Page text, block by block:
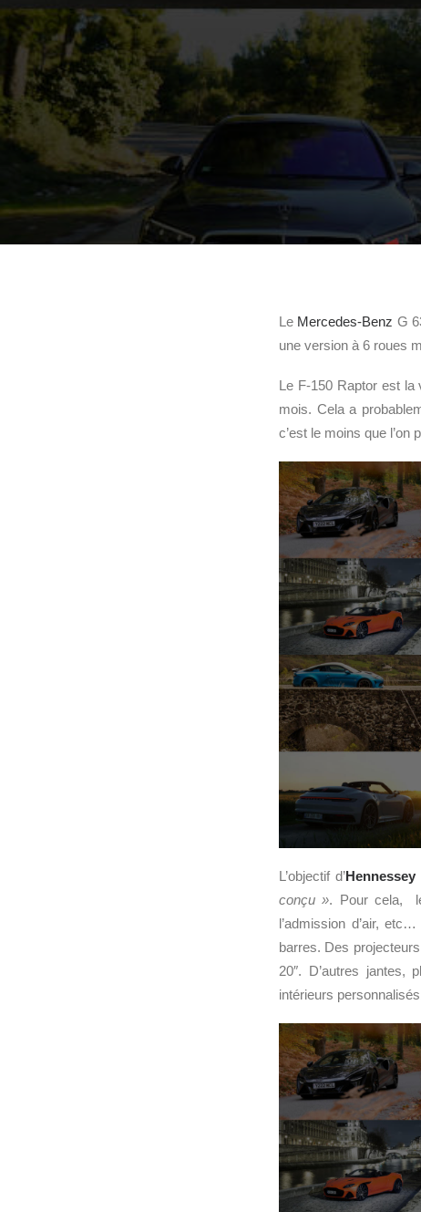
Le Mercedes-Benz G
une version à 6 roues
Le F-150 Raptor est la
mois. Cela a
c’est le moins que l’on
L’objectif d’Hennessey
conçu ». Pour cela,
l’admission d’air,
barres. Des
20″. D’autres
intérieurs